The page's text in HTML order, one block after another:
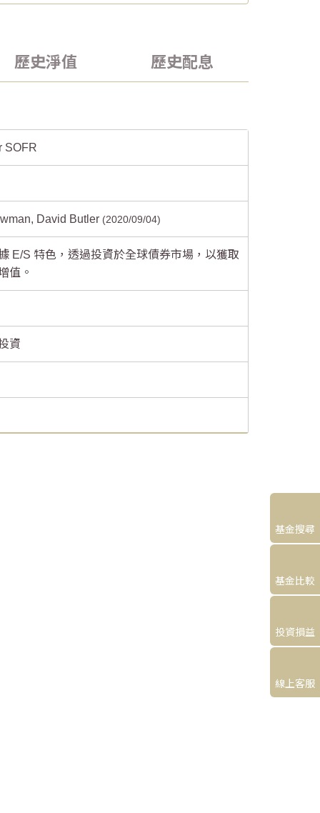
歷史淨值 歷史配息
SOFR
David Butler 2020/09/04
E/S 特色，透過投資於全球債券市場，以獲取
值。
資
基金搜尋
基金比較
投資損益
線上客服